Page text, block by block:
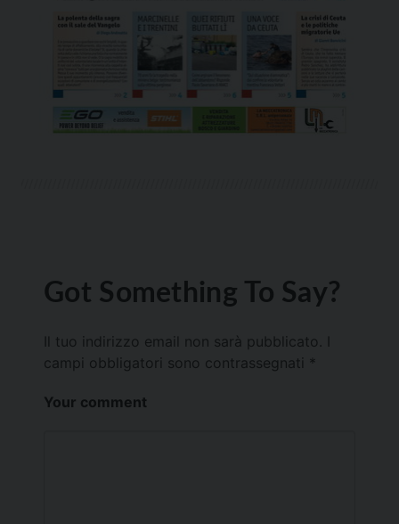
Got Something To Say?
Il tuo indirizzo email non sarà pubblicato.
campi obbligatori sono contrassegnati *
Your comment